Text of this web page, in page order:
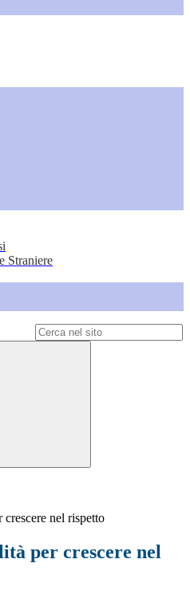
Straniere
crescere nel rispetto
per crescere nel